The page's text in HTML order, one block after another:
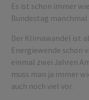
Es ist schon immer
Bundestag
Der Klimawandel ist
Energiewende schon
einmal zwei Jahren
muss man ja immer
auch noch viel vor.